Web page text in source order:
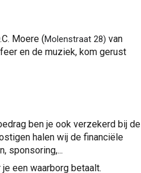
Moere (Molenstraat 28) van
en de muziek, kom gerust
ben je ook verzekerd bij de
halen wij de financiële
sponsoring,...
een waarborg betaalt.